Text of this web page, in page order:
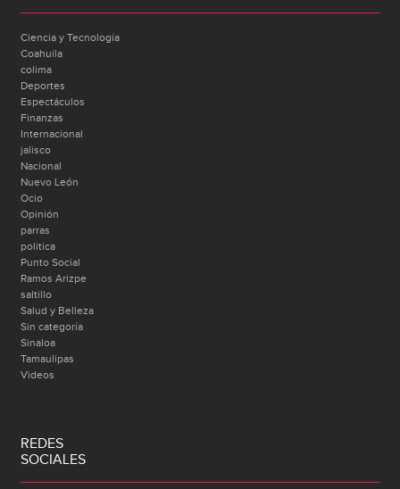
Ciencia y Tecnología
Coahuila
colima
Deportes
Espectáculos
Finanzas
Internacional
jalisco
Nacional
Nuevo León
Ocio
Opinión
parras
politica
Punto Social
Ramos Arizpe
saltillo
Salud y Belleza
Sin categoría
Sinaloa
Tamaulipas
Videos
REDES
SOCIALES